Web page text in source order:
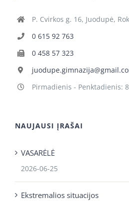
P. Cvirkos g. 16, Juodupė,
0 615 92 763
0 458 57 323
Pirmadienis - Penktadienis:
NAUJAUSI ĮRAŠAI
VASARĖLĖ
2026-06-25
Ekstremalios situacijos